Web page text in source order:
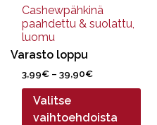
Cashewpähkinä
paahdettu & suolattu,
luomu
Varasto loppu
3,99€ – 39,90€Hintaluokka:
3,99€
39,90€
Valitse
vaihtoehdoista
sivulla.